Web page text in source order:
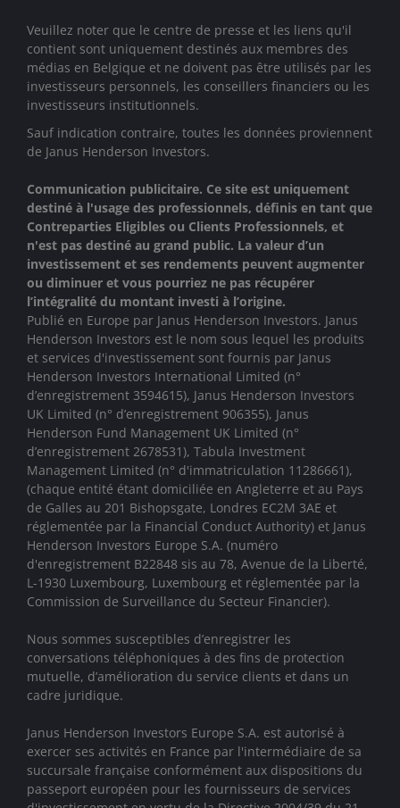
Veuillez noter que le centre de presse et les liens qu'il
contient sont uniquement destinés aux membres des
médias en Belgique et ne doivent pas être utilisés par les
investisseurs personnels, les conseillers financiers ou les
investisseurs institutionnels.
Sauf indication contraire, toutes les données proviennent
de Janus Henderson Investors.
Communication publicitaire. Ce site est uniquement
destiné à l'usage des professionnels, définis en tant que
Contreparties Eligibles ou Clients Professionnels, et
n'est pas destiné au grand public. La valeur d’un
investissement et ses rendements peuvent augmenter
ou diminuer et vous pourriez ne pas récupérer
l’intégralité du montant investi à l’origine.
Publié en Europe par Janus Henderson Investors. Janus
Henderson Investors est le nom sous lequel les produits
et services d'investissement sont fournis par Janus
Henderson Investors International Limited (n°
d’enregistrement 3594615), Janus Henderson Investors
UK Limited (n° d’enregistrement 906355), Janus
Henderson Fund Management UK Limited (n°
d’enregistrement 2678531), Tabula Investment
Management Limited (n° d'immatriculation 11286661),
(chaque entité étant domiciliée en Angleterre et au Pays
de Galles au 201 Bishopsgate, Londres EC2M 3AE et
réglementée par la Financial Conduct Authority) et Janus
Henderson Investors Europe S.A. (numéro
d'enregistrement B22848 sis au 78, Avenue de la Liberté,
L-1930 Luxembourg, Luxembourg et réglementée par la
Commission de Surveillance du Secteur Financier).
Nous sommes susceptibles d’enregistrer les
conversations téléphoniques à des fins de protection
mutuelle, d’amélioration du service clients et dans un
cadre juridique.
Janus Henderson Investors Europe S.A. est autorisé à
exercer ses activités en France par l'intermédiaire de sa
succursale française conformément aux dispositions du
passeport européen pour les fournisseurs de services